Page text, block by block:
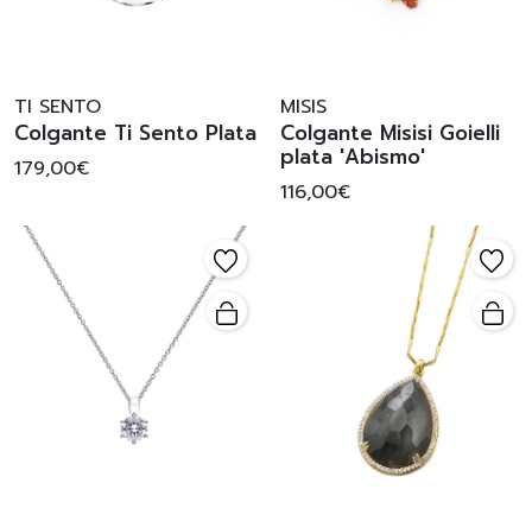
TI SENTO
Colgante Ti Sento Plata
179,00€
MISIS
Colgante Misisi Goielli
plata 'Abismo'
116,00€